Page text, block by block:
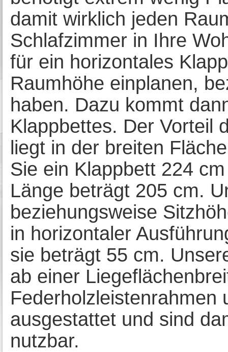
damit wirklich jeden
Schlafzimmer in Ihre
für ein horizontales
Raumhöhe einplanen,
haben. Dazu kommt
Klappbettes. Der Vorteil
liegt in der breiten
Sie ein Klappbett 224
Länge beträgt 205 cm.
beziehungsweise
in horizontaler
sie beträgt 55 cm.
ab einer
Federholzleistenrahmen
ausgestattet und sind
nutzbar.